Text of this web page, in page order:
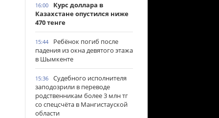
16:00
Курс доллара в
Казахстане опустился ниже
470 тенге
15:44
Ребёнок погиб после
падения из окна девятого этажа
в Шымкенте
15:36
Судебного исполнителя
заподозрили в переводе
родственникам более 3 млн тг
со спецсчёта в Мангистауской
области